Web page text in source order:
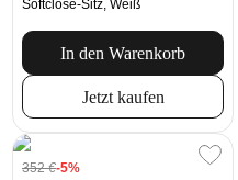
Softclose-Sitz, Weiß
In den Warenkorb
Jetzt kaufen
352€-5%